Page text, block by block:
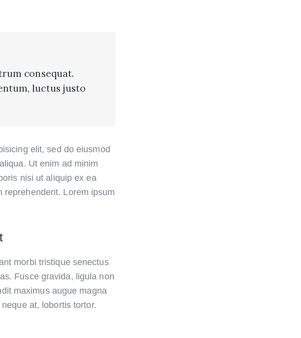
consequat.
luctus justo
elit, sed do eiusmod
Ut enim ad minim
nisi ut aliquip ex ea
reprehenderit. Lorem ipsum
morbi tristique senectus
Fusce gravida, ligula non
maximus augue magna
at, lobortis tortor.